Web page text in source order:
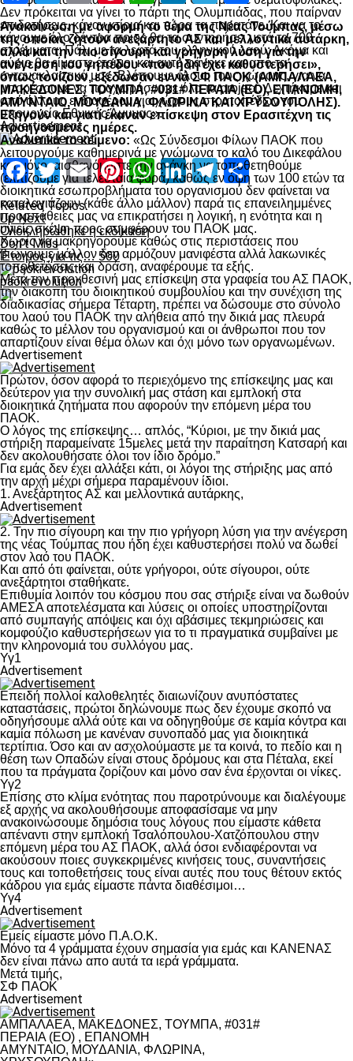
Δεν πρόκειται να γίνει το πάρτι της Ολυμπιάδας, που παίρναν
επιδοτήσεις, κάναν κτίρια και τώρα τα παρατάνε. Και να το
κάνουμε όλο δέντρα ποιος θα τα συντηρήσει μετά τα 700
στρέμματα; Πάλι με τα λεφτά του ελληνικού λαού; Ακόμα και
αύριο θα είμαστε έτοιμοι και αυτό φάνηκε και από τα
αντανακλαστικά μας. Βλέπουμε όλους τους χώρους, για να
μπορέσουμε να προχωρήσουμε όλα τα project. Δεχτήκαμε και
από άλλους ενδιαφέρον για χώρους στρατοπέδων του
υπουργείο Εθνικής Άμυνας».
Advertisement
Facebook
Twitter
EmailPinterest
WhatsApp
LinkedIn
Telegram
Related Topics:
Up Next
Ολοκληρώθηκε η εκδίκαση
Don't Miss
Έτοιμος για τις… 500
paokrevolution
Ανακοίνωση με αφορμή το θέμα της Νέας Τούμπας, μέσω
της οποίας ζητούν ανεξάρτητο ΑΣ και μελλοντικά αυτάρκη,
αλλά και την πιο σίγουρη και γρήγορη λύση για την
ανέγερση του γηπέδου «που ήδη έχει καθυστερήσει»,
όπως τονίζουν, εξέδωσαν εννιά ΣΦ ΠΑΟΚ (ΑΜΠΑΛΑΕΑ,
ΜΑΚΕΔΟΝΕΣ, ΤΟΥΜΠΑ, #031# ΠΕΡΑΙΑ (ΕΟ), ΕΠΑΝΟΜΗ,
ΑΜΥΝΤΑΙΟ, ΜΟΥΔΑΝΙΑ, ΦΛΩΡΙΝΑ ΚΑΙ ΧΡΥΣΟΥΠΟΛΗΣ).
Εξηγούν και γιατί έκαναν επίσκεψη στον Ερασιτέχνη τις
προηγούμενες ημέρες.
Αναλυτικά το κείμενο: «Ως Σύνδεσμοι Φίλων ΠΑΟΚ που
λειτουργούμε καθημερινά με γνώμωνα το καλό του Δικεφάλου
και μόνο, αισθανόμαστε την ανάγκη να τοποθετηθούμε
(ελπίζουμε για τελευταία φορά) καθώς εν όψη των 100 ετών τα
διοικητικά εσωπροβλήματα του οργανισμού δεν φαίνεται να
καταλαγιάζουν (κάθε άλλο μάλλον) παρά τις επανειλημμένες
προσπάθειες μας να επικρατήσει η λογική, η ενότητα και η
υγιείς σκέψη προς συμφέρουν του ΠΑΟΚ μας.
Χωρίς να μακρηγορούμε καθώς στις περιστάσεις που
βιώνουμε μάλλον δεν αρμόζουν μανιφέστα αλλά λακωνικές
τοποθετήσεις και δράση, αναφέρουμε τα εξής.
Μετά την προχθεσινή μας επίσκεψη στα γραφεία του ΑΣ ΠΑΟΚ,
την διακοπή του διοικητικού συμβουλίου και την συνέχιση της
διαδικασίας σήμερα Τέταρτη, πρέπει να δώσουμε στο σύνολο
του λαού του ΠΑΟΚ την αλήθεια από την δικιά μας πλευρά
καθώς το μέλλον του οργανισμού και οι άνθρωποι που τον
απαρτίζουν είναι θέμα όλων και όχι μόνο των οργανωμένων.
Advertisement
Πρώτον, όσον αφορά το περιεχόμενο της επίσκεψης μας και
δεύτερον για την συνολική μας στάση και εμπλοκή στα
διοικητικά ζητήματα που αφορούν την επόμενη μέρα του
ΠΑΟΚ.
Ο λόγος της επίσκεψης… απλός, “Κύριοι, με την δικιά μας
στήριξη παραμείνατε 15μελες μετά την παραίτηση Κατσαρή και
δεν ακολουθήσατε όλοι τον ίδιο δρόμο.”
Για εμάς δεν έχει αλλάξει κάτι, οι λόγοι της στήριξης μας από
την αρχή μέχρι σήμερα παραμένουν ίδιοι.
1. Ανεξάρτητος ΑΣ και μελλοντικά αυτάρκης,
Advertisement
2. Την πιο σίγουρη και την πιο γρήγορη λύση για την ανέγερση
της νέας Τούμπας που ήδη έχει καθυστερήσει πολύ να δωθεί
στον λαό του ΠΑΟΚ.
Και από ότι φαίνεται, ούτε γρήγοροι, ούτε σίγουροι, ούτε
ανεξάρτητοι σταθήκατε.
Επιθυμία λοιπόν του κόσμου που σας στήριξε είναι να δωθούν
ΑΜΕΣΑ αποτελέσματα και λύσεις οι οποίες υποστηρίζονται
από συμπαγής απόψεις και όχι αβάσιμες τεκμηριώσεις και
κομφούζιο καθυστερήσεων για το τι πραγματικά συμβαίνει με
την κληρονομιά του συλλόγου μας.
Υγ1
Advertisement
Επειδή πολλοί καλοθελητές διαιωνίζουν ανυπόστατες
καταστάσεις, πρώτοι δηλώνουμε πως δεν έχουμε σκοπό να
οδηγήσουμε αλλά ούτε και να οδηγηθούμε σε καμία κόντρα και
καμία πόλωση με κανέναν συνοπαδό μας για διοικητικά
τερτίπια. Όσο και αν ασχολούμαστε με τα κοινά, το πεδίο και η
θέση των Οπαδών είναι στους δρόμους και στα Πέταλα, εκεί
που τα πράγματα ζορίζουν και μόνο σαν ένα έρχονται οι νίκες.
Υγ2
Επίσης στο κλίμα ενότητας που παροτρύνουμε και διαλέγουμε
εξ αρχής να ακολουθήσουμε αποφασίσαμε να μην
ανακοινώσουμε δημόσια τους λόγους που είμαστε κάθετα
απέναντι στην εμπλοκή Τσαλόπουλου-Χατζόπουλου στην
επόμενη μέρα του ΑΣ ΠΑΟΚ, αλλά όσοι ενδιαφέρονται να
ακούσουν ποιες συγκεκριμένες κινήσεις τους, συναντήσεις
τους και τοποθετήσεις τους είναι αυτές που τους θέτουν εκτός
κάδρου για εμάς είμαστε πάντα διαθέσιμοι…
Υγ4
Advertisement
Εμείς είμαστε μόνο Π.Α.Ο.Κ.
Μόνο τα 4 γράμματα έχουν σημασία για εμάς και ΚΑΝΕΝΑΣ
δεν είναι πάνω απο αυτά τα ιερά γράμματα.
Μετά τιμής,
ΣΦ ΠΑΟΚ
Advertisement
ΑΜΠΑΛΑΕΑ, ΜΑΚΕΔΟΝΕΣ, ΤΟΥΜΠΑ, #031#
ΠΕΡΑΙΑ (ΕΟ) , ΕΠΑΝΟΜΗ
ΑΜΥΝΤΑΙΟ, ΜΟΥΔΑΝΙΑ, ΦΛΩΡΙΝΑ,